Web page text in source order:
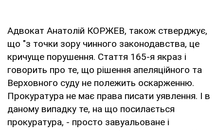
Адвокат Анатолій КОРЖЕВ, також стверджує,
що "з точки зору чинного законодавства, це
кричуще порушення. Стаття 165-я якраз і
говорить про те, що рішення апеляційного та
Верховного суду не полежить оскарженню.
Прокуратура не має права писати уявлення. І в
даному випадку те, на що посилається
прокуратура, - просто завуальоване і